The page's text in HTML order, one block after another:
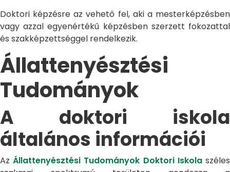
Doktori képzésre az vehető fel, aki a mesterképzésben
vagy azzal egyenértékű képzésben szerzett fokozattal
és szakképzettséggel rendelkezik.
Állattenyésztési
Tudományok
A doktori iskola
általános információi
AzÁllattenyésztési Tudományok Doktori Iskolaszéles